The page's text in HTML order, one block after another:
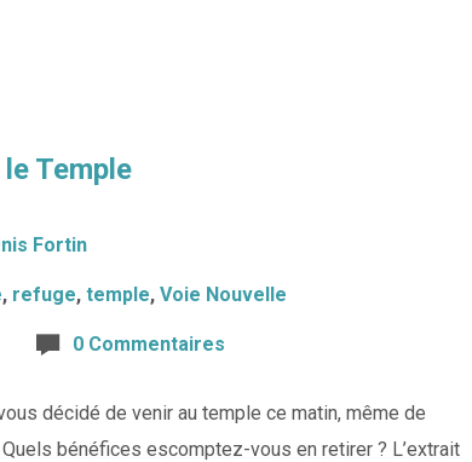
Temple
Fortin
, refuge, temple, Voie Nouvelle
0 Commentaires
décidé de venir au temple ce matin, même de
bénéfices escomptez-vous en retirer ? L’extrait